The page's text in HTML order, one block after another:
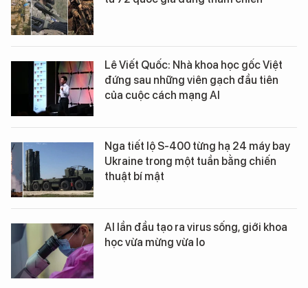
Lê Viết Quốc: Nhà khoa học gốc Việt
đứng sau những viên gạch đầu tiên
của cuộc cách mạng AI
Nga tiết lộ S-400 từng hạ 24 máy bay
Ukraine trong một tuần bằng chiến
thuật bí mật
AI lần đầu tạo ra virus sống, giới khoa
học vừa mừng vừa lo